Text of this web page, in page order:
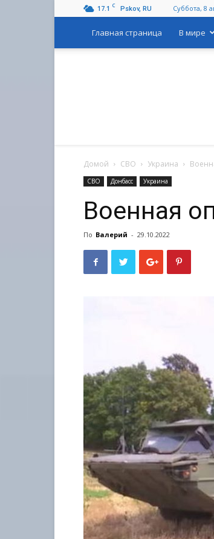
17.1 C Pskov, RU Суббота, 8
Главная страница В мире
Домой СВО Украина
СВО Донбасс Украина
Военная
По Валерий - 29.10.2022